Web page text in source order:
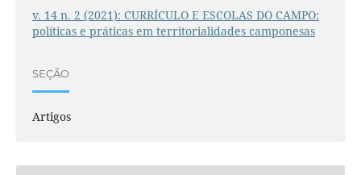
v. 14 n. 2 (2021): CURRÍCULO E ESCOLAS DO CAMPO:
políticas e práticas em territorialidades camponesas
SEÇÃO
Artigos